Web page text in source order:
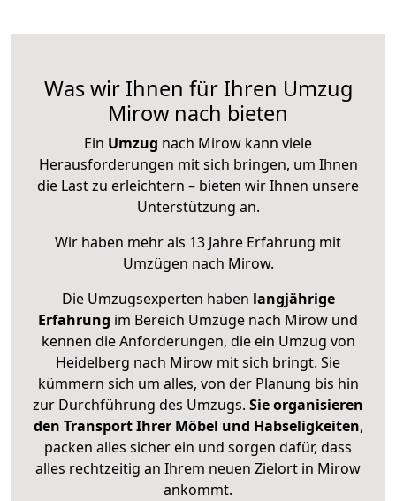
Was wir Ihnen für Ihren Umzug
Mirow nach bieten
Ein Umzug nach Mirow kann viele
Herausforderungen mit sich bringen, um Ihnen
die Last zu erleichtern – bieten wir Ihnen unsere
Unterstützung an.
Wir haben mehr als 13 Jahre Erfahrung mit
Umzügen nach Mirow.
Die Umzugsexperten haben langjährige
Erfahrung im Bereich Umzüge nach Mirow und
kennen die Anforderungen, die ein Umzug von
Heidelberg nach Mirow mit sich bringt. Sie
kümmern sich um alles, von der Planung bis hin
zur Durchführung des Umzugs. Sie organisieren
den Transport Ihrer Möbel und Habseligkeiten,
packen alles sicher ein und sorgen dafür, dass
alles rechtzeitig an Ihrem neuen Zielort in Mirow
ankommt.